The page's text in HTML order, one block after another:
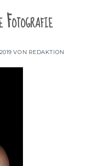
Fotografie
VON REDAKTION